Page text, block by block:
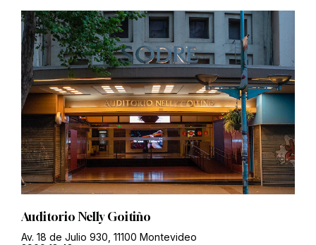
Auditorio Nelly Goitiño
Av. 18 de Julio 930, 11100 Montevideo